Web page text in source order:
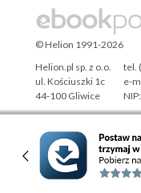
Designed with ♥ by
© Helion 1991-2026
Helion.pl sp. z o.o.
ul. Kościuszki 1c
44-100 Gliwice
tel.
e-